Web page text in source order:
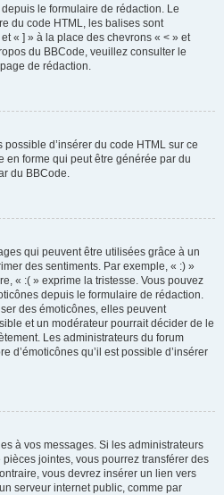
le formulaire de rédaction. Le
du code HTML, les balises sont
« ] » à la place des chevrons « < » et
du BBCode, veuillez consulter le
de rédaction.
possible d’insérer du code HTML sur ce
en forme qui peut être générée par du
du BBCode.
qui peuvent être utilisées grâce à un
des sentiments. Par exemple, « :) »
« :( » exprime la tristesse. Vous pouvez
depuis le formulaire de rédaction.
des émoticônes, elles peuvent
et un modérateur pourrait décider de le
Les administrateurs du forum
d’émoticônes qu’il est possible d’insérer
à vos messages. Si les administrateurs
jointes, vous pourrez transférer des
vous devrez insérer un lien vers
serveur internet public, comme par